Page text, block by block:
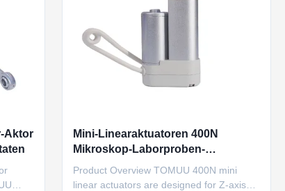
Aktor
Mini-Linearaktuatoren 400N
Mikroskop-Laborproben-
Hebebühnen
Product Overview TOMUU 400N mini
linear actuators are designed for Z-axis